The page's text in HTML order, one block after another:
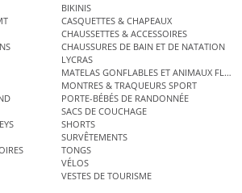
BIKINIS
CASQUETTES & CHAPEAUX
CHAUSSETTES & ACCESSOIRES
CHAUSSURES DE BAIN ET DE NATATION
LYCRAS
MATELAS GONFLABLES ET ANIMAUX
MONTRES & TRAQUEURS SPORT
PORTE-BÉBÉS DE RANDONNÉE
SACS DE COUCHAGE
SHORTS
SURVÊTEMENTS
TONGS
VÉLOS
VESTES DE TOURISME